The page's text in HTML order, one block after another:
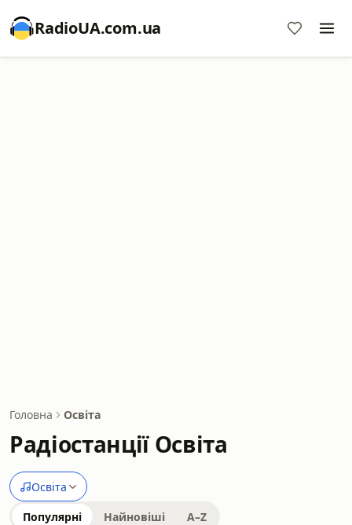
RadioUA.com.ua
Головна Освіта
Радіостанції Освіта
Освіта
Популярні Найновіші A–Z